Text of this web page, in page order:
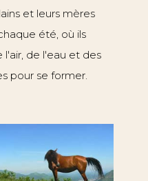
et leurs mères
été, où ils
de l'eau et des
pour se former.